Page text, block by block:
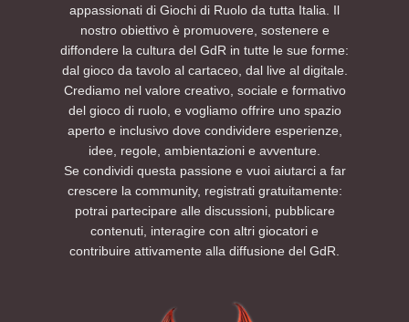
appassionati di Giochi di Ruolo da tutta Italia. Il
nostro obiettivo è promuovere, sostenere e
diffondere la cultura del GdR in tutte le sue forme:
dal gioco da tavolo al cartaceo, dal live al digitale.
Crediamo nel valore creativo, sociale e formativo
del gioco di ruolo, e vogliamo offrire uno spazio
aperto e inclusivo dove condividere esperienze,
idee, regole, ambientazioni e avventure.
Se condividi questa passione e vuoi aiutarci a far
crescere la community, registrati gratuitamente:
potrai partecipare alle discussioni, pubblicare
contenuti, interagire con altri giocatori e
contribuire attivamente alla diffusione del GdR.